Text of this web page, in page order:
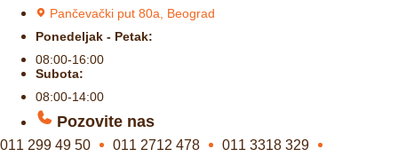
Pančevački put 80a, Beograd
Ponedeljak - Petak:
08:00-16:00
Subota:
08:00-14:00
Pozovite nas
011 299 49 50 011 2712 478
011 3318 329